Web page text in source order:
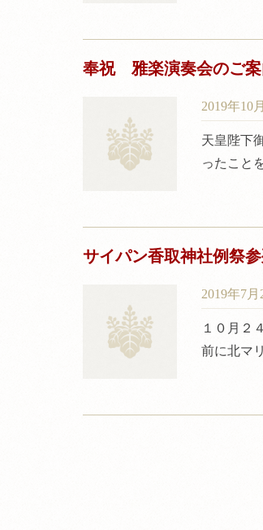
奉祝 雅楽演奏会のご案
2019年10
天皇陛下
ったこと
サイパン香取神社例祭
2019年7月
１０月２
前に北マ